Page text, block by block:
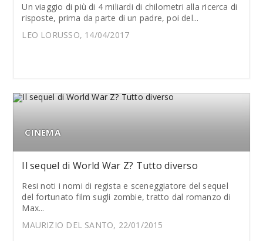
Un viaggio di più di 4 miliardi di chilometri alla ricerca di
risposte, prima da parte di un padre, poi del...
LEO LORUSSO, 14/04/2017
CINEMA
Il sequel di World War Z? Tutto diverso
Resi noti i nomi di regista e sceneggiatore del sequel
del fortunato film sugli zombie, tratto dal romanzo di
Max...
MAURIZIO DEL SANTO, 22/01/2015